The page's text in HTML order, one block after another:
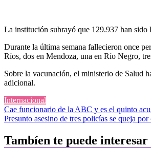
La institución subrayó que 129.937 han sido
Durante la última semana fallecieron once
Ríos, dos en Mendoza, una en Río Negro,
Sobre la vacunación, el ministerio de Salud
adicional.
Internacional
Navegación
de
entradas
Cae funcionario de la ABC y es el quinto
Presunto asesino de tres policías se queja
Tambíen te puede interesar